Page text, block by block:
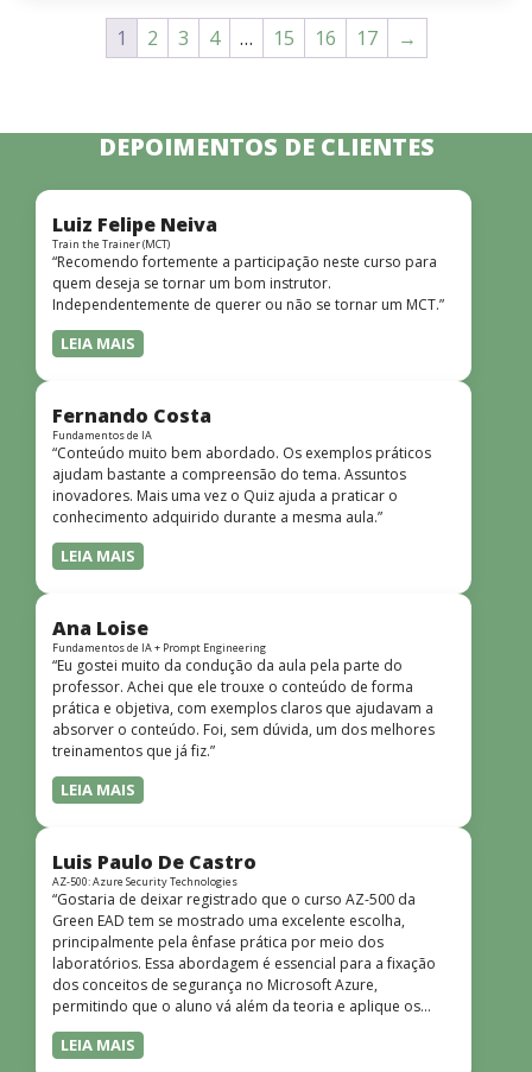
1 2 3 4 … 15 16 17 →
DEPOIMENTOS DE CLIENTES
Luiz Felipe Neiva
Train the Trainer (MCT)
“Recomendo fortemente a participação neste curso para
quem deseja se tornar um bom instrutor.
Independentemente de querer ou não se tornar um MCT.”
LEIA MAIS
Fernando Costa
Fundamentos de IA
“Conteúdo muito bem abordado. Os exemplos práticos
ajudam bastante a compreensão do tema. Assuntos
inovadores. Mais uma vez o Quiz ajuda a praticar o
conhecimento adquirido durante a mesma aula.”
LEIA MAIS
Ana Loise
Fundamentos de IA + Prompt Engineering
“Eu gostei muito da condução da aula pela parte do
professor. Achei que ele trouxe o conteúdo de forma
prática e objetiva, com exemplos claros que ajudavam a
absorver o conteúdo. Foi, sem dúvida, um dos melhores
treinamentos que já fiz.”
LEIA MAIS
Luis Paulo De Castro
AZ-500: Azure Security Technologies
“Gostaria de deixar registrado que o curso AZ-500 da
Green EAD tem se mostrado uma excelente escolha,
principalmente pela ênfase prática por meio dos
laboratórios. Essa abordagem é essencial para a fixação
dos conceitos de segurança no Microsoft Azure,
permitindo que o aluno vá além da teoria e aplique os
conhecimentos em cenários reais e simulados. Outro
ponto muito positivo é a didática do curso. O conteúdo é
LEIA MAIS